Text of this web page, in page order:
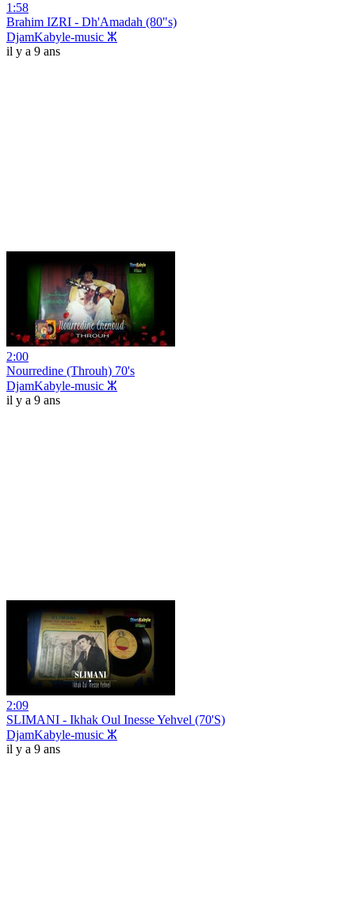
1:58
Brahim IZRI - Dh'Amadah (80"s)
DjamKabyle-music ⵣ
il y a 9 ans
2:00
Nourredine (Throuh) 70's
DjamKabyle-music ⵣ
il y a 9 ans
2:09
SLIMANI - Ikhak Oul Inesse Yehvel (70'S)
DjamKabyle-music ⵣ
il y a 9 ans